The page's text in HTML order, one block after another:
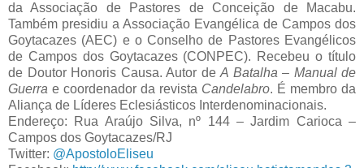
da Associação de Pastores de Conceição de Macabu.
Também presidiu a Associação Evangélica de Campos dos
Goytacazes (AEC) e o Conselho de Pastores Evangélicos
de Campos dos Goytacazes (CONPEC). Recebeu o título
de Doutor Honoris Causa. Autor deA Batalha – Manual de
Guerra e coordenador da revista Candelabro. É membro da
Aliança de Líderes Eclesiásticos Interdenominacionais.
Endereço: Rua Araújo Silva, nº 144 – Jardim Carioca –
Campos dos Goytacazes/RJ
Twitter: @ApostoloEliseu